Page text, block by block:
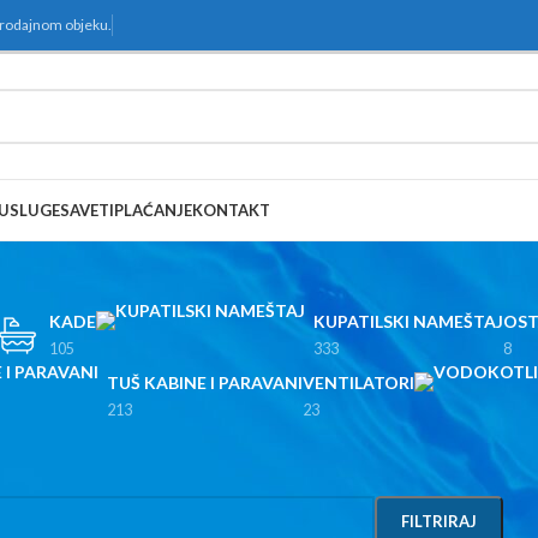
objeku.
USLUGESAVETIPLAĆANJEKONTAKT
KADE
105
KUPATILSKI NAMEŠTAJ
333 8
TUŠ KABINE I PARAVANI
213
VENTILATORI
23
FILTRIRAJ